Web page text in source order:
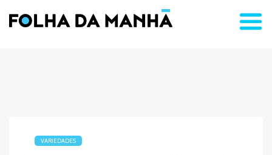
VARIEDADES